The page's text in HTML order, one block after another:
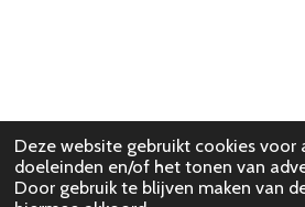
Deze website gebruikt cookies voor
doeleinden en/of het tonen van
Door gebruik te blijven maken van